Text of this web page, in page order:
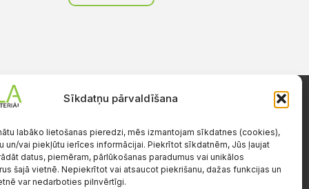
Sīkdatņu pārvaldīšana
labāko lietošanas pieredzi, mēs izmantojam sīkdatnes (cookies),
un/vai piekļūtu ierīces informācijai. Piekrītot sīkdatnēm, Jūs ļaujat
datus, piemēram, pārlūkošanas paradumus vai unikālos
šajā vietnē. Nepiekrītot vai atsaucot piekrišanu, dažas funkcijas un
var nedarboties pilnvērtīgi.
Darba laiks
S.-Sv.: brīvs